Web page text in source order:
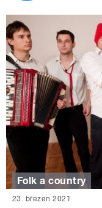
Folk a country
23. březen 2021